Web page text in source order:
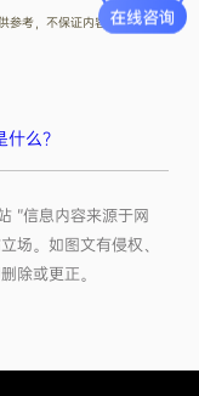
参考，不保证内容的准确性、
么？
”信息内容来源于网
场。如图文有侵权、
除或更正。